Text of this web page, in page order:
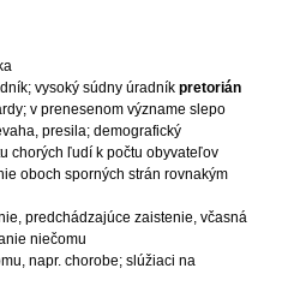
vysoký súdny úradník pretorián
v prenesenom význame slepo
presila; demografický
chorých ľudí k počtu obyvateľov
oboch sporných strán rovnakým
predchádzajúce zaistenie, včasná
niečomu
napr. chorobe; slúžiaci na